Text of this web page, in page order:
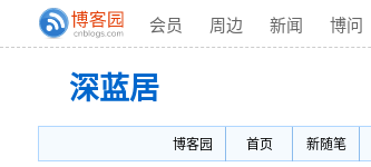
会员 周边 新闻 博问
深蓝居
博客园
首页 新随笔